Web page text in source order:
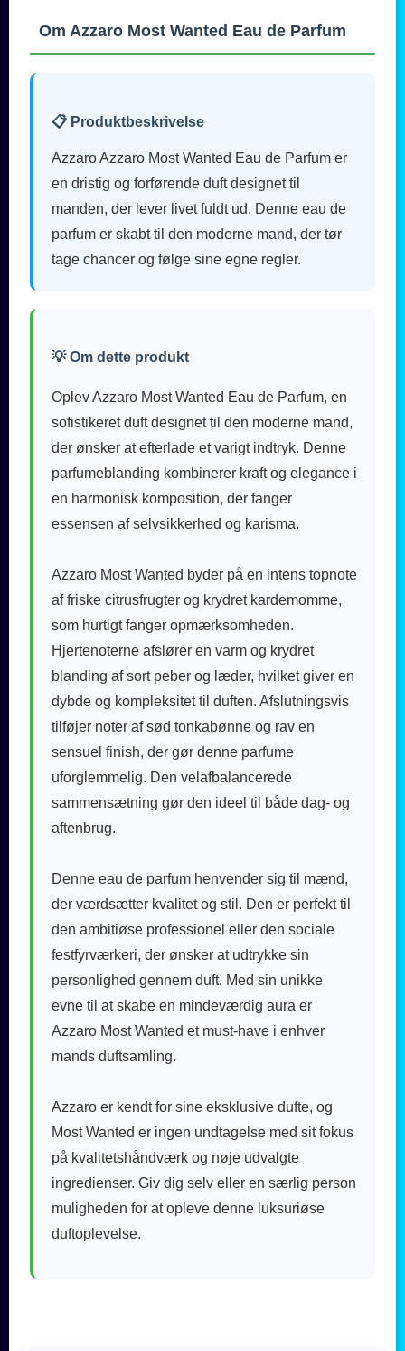
Om Azzaro Most Wanted Eau de Parfum
📋 Produktbeskrivelse
Azzaro Azzaro Most Wanted Eau de Parfum er
en dristig og forførende duft designet til
manden, der lever livet fuldt ud. Denne eau de
parfum er skabt til den moderne mand, der tør
tage chancer og følge sine egne regler.
💡 Om dette produkt
Oplev Azzaro Most Wanted Eau de Parfum, en
sofistikeret duft designet til den moderne mand,
der ønsker at efterlade et varigt indtryk. Denne
parfumeblanding kombinerer kraft og elegance i
en harmonisk komposition, der fanger
essensen af selvsikkerhed og karisma.
Azzaro Most Wanted byder på en intens topnote
af friske citrusfrugter og krydret kardemomme,
som hurtigt fanger opmærksomheden.
Hjertenoterne afslører en varm og krydret
blanding af sort peber og læder, hvilket giver en
dybde og kompleksitet til duften. Afslutningsvis
tilføjer noter af sød tonkabønne og rav en
sensuel finish, der gør denne parfume
uforglemmelig. Den velafbalancerede
sammensætning gør den ideel til både dag- og
aftenbrug.
Denne eau de parfum henvender sig til mænd,
der værdsætter kvalitet og stil. Den er perfekt til
den ambitiøse professionel eller den sociale
festfyrværkeri, der ønsker at udtrykke sin
personlighed gennem duft. Med sin unikke
evne til at skabe en mindeværdig aura er
Azzaro Most Wanted et must-have i enhver
mands duftsamling.
Azzaro er kendt for sine eksklusive dufte, og
Most Wanted er ingen undtagelse med sit fokus
på kvalitetshåndværk og nøje udvalgte
ingredienser. Giv dig selv eller en særlig person
muligheden for at opleve denne luksuriøse
duftoplevelse.